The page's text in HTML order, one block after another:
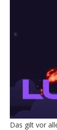
Das gilt vor